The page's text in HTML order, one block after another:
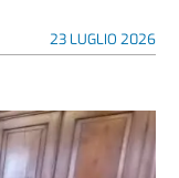
23 LUGLIO 2026